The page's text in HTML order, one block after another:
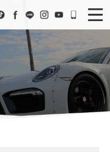
TikTokFacebook
LINE InstagramYoutube072-
Stock List
EUR Sports